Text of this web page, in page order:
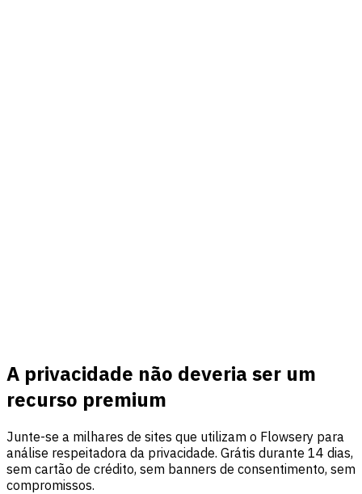
A privacidade não deveria ser um
recurso premium
Junte-se a milhares de sites que utilizam o Flowsery para
análise respeitadora da privacidade. Grátis durante 14 dias,
sem cartão de crédito, sem banners de consentimento, sem
compromissos.